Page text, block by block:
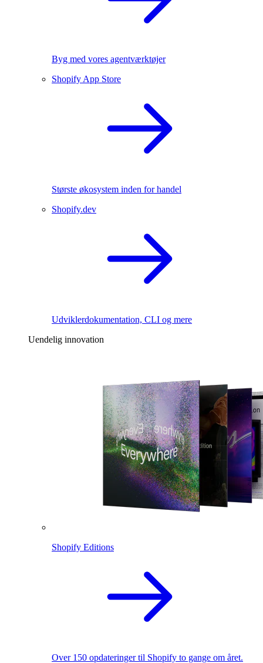
Byg med vores agentværktøjer
Shopify App Store
Største økosystem inden for handel
Shopify.dev
Udviklerdokumentation, CLI og mere
Uendelig innovation
Shopify Editions
Over 150 opdateringer til Shopify to gange om året.